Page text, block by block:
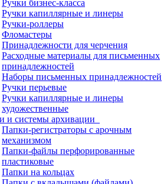
Ручки бизнес-класса
Ручки капиллярные и линеры
Ручки-роллеры
Фломастеры
Принадлежности для черчения
Расходные материалы для письменных
принадлежностей
Наборы письменных принадлежностей
Ручки перьевые
Ручки капиллярные и линеры
художественные
и системы архивации
Папки-регистраторы с арочным
механизмом
Папки-файлы перфорированные
пластиковые
Папки на кольцах